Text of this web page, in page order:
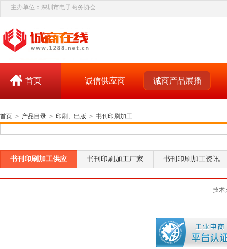
主办单位：深圳市电子商务协会
首页 诚信供应商 诚商产品展播
首页 > 产品目录 > 印刷、出版 > 书刊印刷加工
书刊印刷加工供应 书刊印刷加工厂家 书刊印刷加工资讯
技术